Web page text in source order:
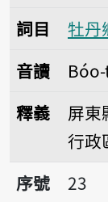
詞目
牡丹
音讀
釋義
屏東
行政
序號23霧臺鄉
序號
23